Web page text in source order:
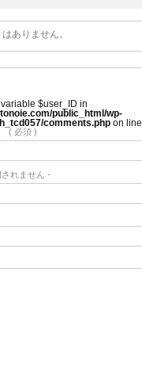
ありません。
variable $user_ID in
public_html/wp-
comments.php on line
( 必須 )
れません -